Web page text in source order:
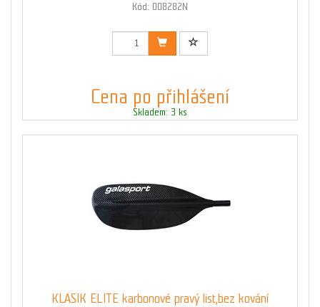
Kód: 008282N
Cena po přihlášení
Skladem: 3 ks
KLASIK ELITE karbonové pravý list,bez kování